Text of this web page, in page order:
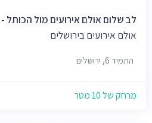
לב שלום אולם אירועים מול הכותל - Lev Shalom Events Hall
אולם אירועים בירושלים
התמיד 6, ירושלים
מרחק של 10 מטר